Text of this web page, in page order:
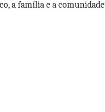
a família e a comunidade